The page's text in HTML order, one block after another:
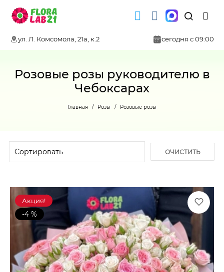
ул. Л. Комсомола, 21а, к.2 сегодня с 09:00
Розовые розы руководителю в
Чебоксарах
Главная Розы Розовые розы
ОЧИСТИТЬ
Акция!
-4 %